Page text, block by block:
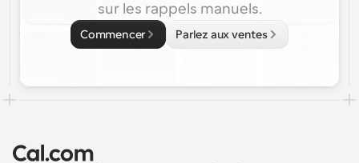
sur les rappels manuels.
Commencer Parlez aux ventes